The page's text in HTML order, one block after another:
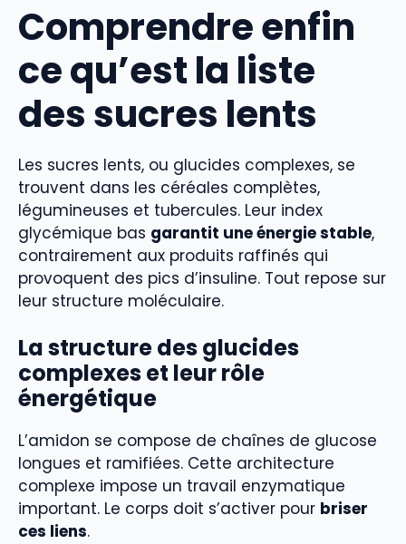
Comprendre enfin
ce qu’est la liste
des sucres lents
Les sucres lents, ou glucides complexes, se
trouvent dans les céréales complètes,
légumineuses et tubercules. Leur index
glycémique bas garantit une énergie stable,
contrairement aux produits raffinés qui
provoquent des pics d’insuline. Tout repose sur
leur structure moléculaire.
La structure des glucides
complexes et leur rôle
énergétique
L’amidon se compose de chaînes de glucose
longues et ramifiées. Cette architecture
complexe impose un travail enzymatique
important. Le corps doit s’activer pour briser
ces liens.